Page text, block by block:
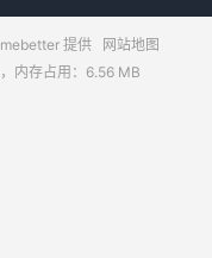
提供
网站地图
内存占用：6.56 MB